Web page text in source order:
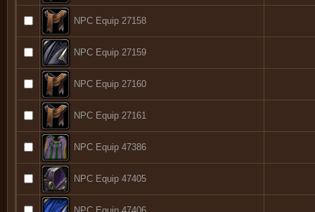
NPC Equip 27158
NPC Equip 27159
NPC Equip 27160
NPC Equip 27161
NPC Equip 47386
NPC Equip 47405